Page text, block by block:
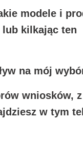
modele i
kilkając ten
na mój
wniosków,
w tym